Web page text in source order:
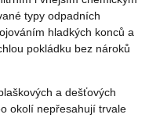
typy odpadních
hladkých konců a
pokládku bez nároků
a dešťových
okolí nepřesahují trvale